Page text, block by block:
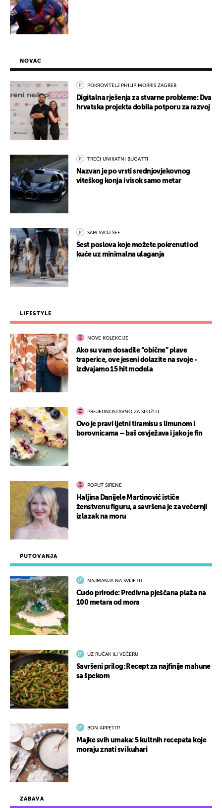
ZABAVA
PUTOVANJA
NAJMANJA NA SVIJETU
Čudo prirode: Predivna pješčana plaža na
100 metara od mora
UZ RUČAK ILI VEČERU
Savršeni prilog: Recept za najfinije mahune
sa špekom
BON APPETIT!
Majke svih umaka: 5 kultnih recepata koje
moraju znati svi kuhari
NOVAC
POKROVITELJ PHILIP MORRIS ZAGREB
Digitalna rješenja za stvarne probleme: Dva
hrvatska projekta dobila potporu za razvoj
TREĆI UNIKATNI BUGATTI
Nazvan je po vrsti srednjovjekovnog
viteškog konja i visok samo metar
SAM SVOJ ŠEF
Šest poslova koje možete pokrenuti od
kuće uz minimalna ulaganja
LIFESTYLE
NOVE KOLEKCIJE
Ako su vam dosadile “obične” plave
traperice, ove jeseni dolazite na svoje -
izdvajamo 15 hit modela
PREJEDNOSTAVNO ZA SLOŽITI
Ovo je pravi ljetni tiramisu s limunom i
borovnicama – baš osvježava i jako je fin
POPUT SIRENE
Haljina Danijele Martinović ističe
ženstvenu figuru, a savršena je za večernji
izlazak na moru